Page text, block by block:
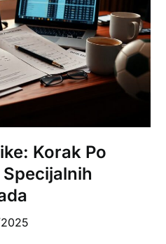
Korak Po